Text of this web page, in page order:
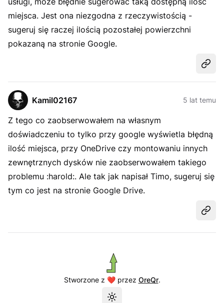
miejsca. Jest ona niezgodna z rzeczywistością -
sugeruj się raczej ilością pozostałej powierzchni
pokazaną na stronie Google.
Kamil02167 5 lat temu
Z tego co zaobserwowałem na własnym
doświadczeniu to tylko przy google wyświetla błędną
ilość miejsca, przy OneDrive czy montowaniu innych
zewnętrznych dysków nie zaobserwowałem takiego
problemu :harold:. Ale tak jak napisał Timo, sugeruj się
tym co jest na stronie Google Drive.
Stworzone z ❤️ przez OreQr.
Przełącz motyw